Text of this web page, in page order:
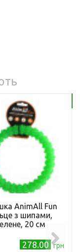
AnimAll Fun
з шипами,
20 см
278.00 грн